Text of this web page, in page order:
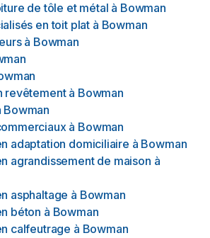
de tôle et métal à Bowman
en toit plat à Bowman
à Bowman
revêtement à Bowman
Bowman
à Bowman
adaptation domiciliaire à Bowman
agrandissement de maison à
asphaltage à Bowman
béton à Bowman
calfeutrage à Bowman